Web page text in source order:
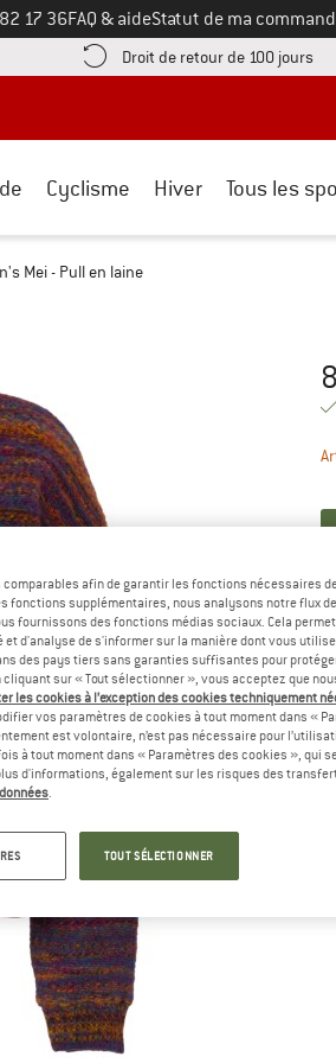
nous au
17 36FAQ & aideStatut de ma
ici ! Ouvre une boîte d'information
Droit de retour de 100 jours
Cyclisme Hiver Tous les
Mei - Pull en laine
afin de garantir les fonctions nécessaires
fonctions supplémentaires, nous analysons notre flux
fournissons des fonctions médias sociaux. Cela
d'analyse de s'informer sur la manière dont vous
des pays tiers sans garanties suffisantes pour
sur « Tout sélectionner », vous acceptez que
les cookies à l’exception des cookies techniquement
vos paramètres de cookies à tout moment dans «
est volontaire, n’est pas nécessaire pour
à tout moment dans « Paramètres des cookies », qui
d'informations, également sur les risques des
.
TOUT SÉLECTIONNER